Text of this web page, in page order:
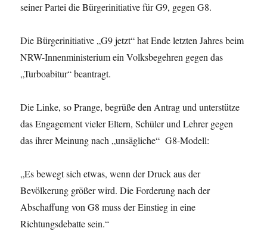
seiner Partei die Bürgerinitiative für G9, gegen G8.
Die Bürgerinitiative „G9 jetzt“ hat Ende letzten Jahres beim
NRW-Innenministerium ein Volksbegehren gegen das
„Turboabitur“ beantragt.
Die Linke, so Prange, begrüße den Antrag und unterstütze
das Engagement vieler Eltern, Schüler und Lehrer gegen
das ihrer Meinung nach „unsägliche“ G8-Modell:
„Es bewegt sich etwas, wenn der Druck aus der
Bevölkerung größer wird. Die Forderung nach der
Abschaffung von G8 muss der Einstieg in eine
Richtungsdebatte sein.“